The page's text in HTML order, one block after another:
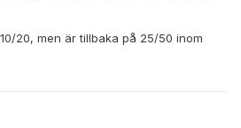
20, men är tillbaka på 25/50 inom